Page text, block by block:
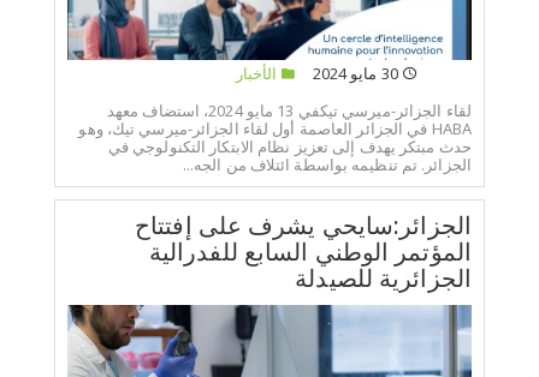
30 مايو 2024
الأخبار
لقاء الجزائر-ميرسي تيكفي 13 مايو 2024، استضاف معهد
HABA في الجزائر العاصمة أول لقاء الجزائر-ميرسي تيك، وهو
حدث مبتكر يهدف إلى تعزيز نظام الابتكار التكنولوجي في
الجزائر. تم تنظيمه بواسطة ائتلاف من الجه...
الجزائر:سايحي يشرف على إفتتاح
المؤتمر الوطني السابع للفدرالية
الجزائرية للصيدلة